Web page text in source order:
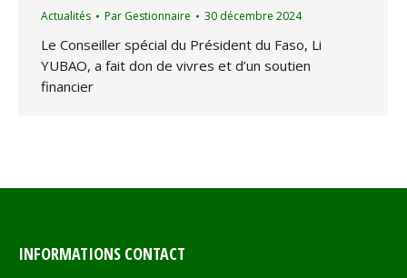
Actualités Par Gestionnaire 30 décembre 2024
Le Conseiller spécial du Président du Faso, Li
YUBAO, a fait don de vivres et d’un soutien
financier
INFORMATIONS CONTACT